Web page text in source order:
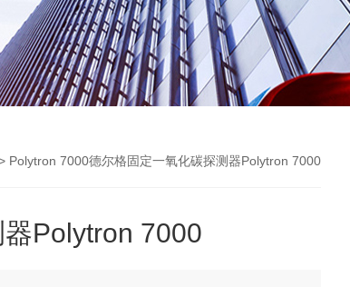
Polytron 7000德尔格固定一氧化碳探测器Polytron 7000
Polytron 7000